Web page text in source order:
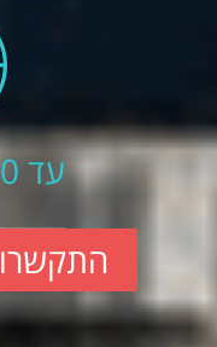
עד 30 דקות אצלך
התקשרו 073-3745523